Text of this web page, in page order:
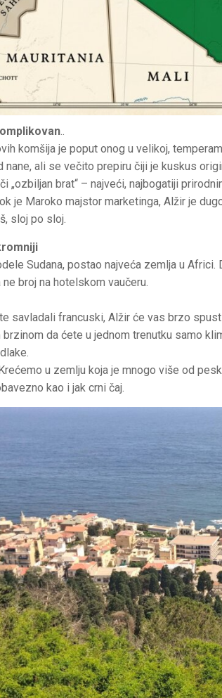
..
komšija je poput onog u velikoj,
nane, ali se večito prepiru čiji je kuskus
„ozbiljan brat“ – najveći, najbogatiji
je Maroko majstor marketinga, Alžir je
sloj po sloj.
Sudana, postao najveća zemlja u
broj na hotelskom vaučeru.
savladali francuski, Alžir će vas brzo
da ćete u jednom trenutku samo
u zemlju koja je mnogo više od
kao i jak crni čaj.